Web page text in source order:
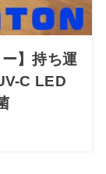
】持ち運
C LED